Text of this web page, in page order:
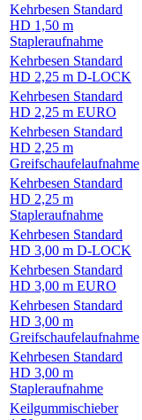
Kehrbesen Standard
HD 1,50 m
Stapleraufnahme
Kehrbesen Standard
HD 2,25 m D-LOCK
Kehrbesen Standard
HD 2,25 m EURO
Kehrbesen Standard
HD 2,25 m
Greifschaufelaufnahme
Kehrbesen Standard
HD 2,25 m
Stapleraufnahme
Kehrbesen Standard
HD 3,00 m D-LOCK
Kehrbesen Standard
HD 3,00 m EURO
Kehrbesen Standard
HD 3,00 m
Greifschaufelaufnahme
Kehrbesen Standard
HD 3,00 m
Stapleraufnahme
Keilgummischieber